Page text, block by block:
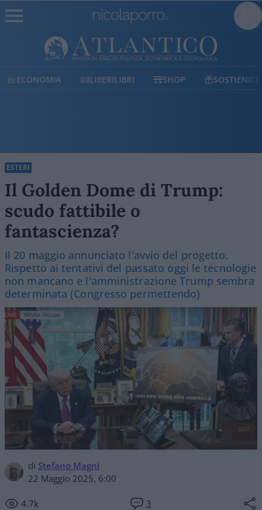
ECONOMIA LIBERILIBRI SHOP SOSTIENICI
ESTERI
Il Golden Dome di Trump:
scudo fattibile o
fantascienza?
Il 20 maggio annunciato l'avvio del progetto.
Rispetto ai tentativi del passato oggi le tecnologie
non mancano e l'amministrazione Trump sembra
determinata (Congresso permettendo)
di Stefano Magni
22 Maggio 2025, 6:00
4.7k 3